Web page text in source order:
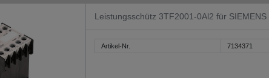
Leistungsschütz 3TF2001-0Al2 für SIEMENS
Artikel-Nr. 7134371